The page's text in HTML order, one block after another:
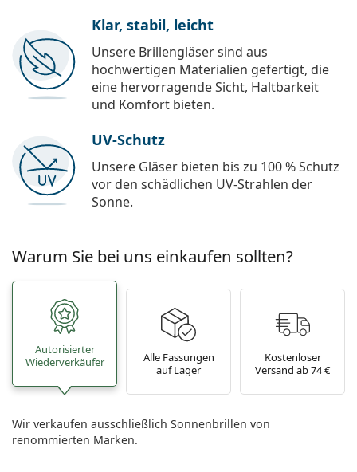
Klar, stabil, leicht
Unsere Brillengläser sind aus
hochwertigen Materialien gefertigt, die
eine hervorragende Sicht, Haltbarkeit
und Komfort bieten.
UV-Schutz
Unsere Gläser bieten bis zu 100 % Schutz
vor den schädlichen UV-Strahlen der
Sonne.
Warum Sie bei uns einkaufen sollten?
Autorisierter
Wiederverkäufer
Alle Fassungen
auf Lager
Kostenloser
Versand ab 74 €
Wir verkaufen ausschließlich Sonnenbrillen von
renommierten Marken.